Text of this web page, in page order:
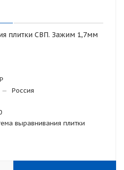
плитки СВП. Зажим 1,7мм
—
Россия
выравнивания плитки